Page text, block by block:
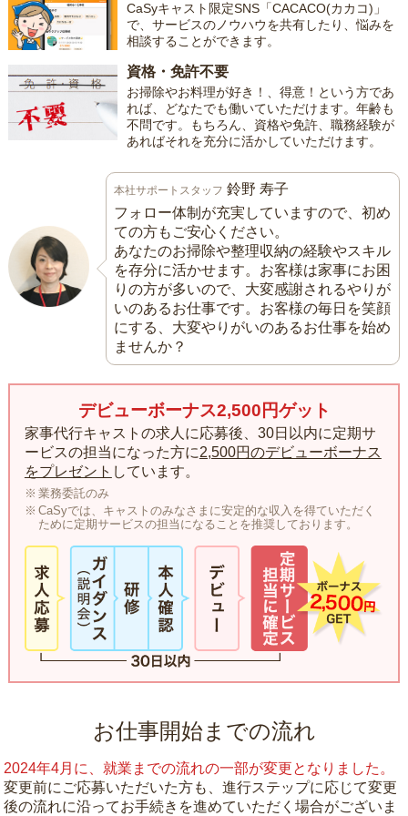
CaSyキャスト限定SNS「CACACO(カカコ)」
で、サービスのノウハウを共有したり、悩みを
相談することができます。
資格・免許不要
お掃除やお料理が好き！、得意！という方であ
れば、どなたでも働いていただけます。年齢も
不問です。もちろん、資格や免許、職務経験が
あればそれを充分に活かしていただけます。
本社サポートスタッフ 鈴野 寿子
フォロー体制が充実していますので、初め
ての方もご安心ください。
あなたのお掃除や整理収納の経験やスキル
を存分に活かせます。お客様は家事にお困
りの方が多いので、大変感謝されるやりが
いのあるお仕事です。お客様の毎日を笑顔
にする、大変やりがいのあるお仕事を始め
ませんか？
デビューボーナス2,500円ゲット
家事代行キャストの求人に応募後、30日以内に定期サ
ービスの担当になった方に2,500円のデビューボーナス
をプレゼント しています。
業務委託のみ
CaSyでは、キャストのみなさまに安定的な収入を得ていただく
ために定期サービスの担当になることを推奨しております。
お仕事開始までの流れ
2024年4月に、就業までの流れの一部が変更となりました。
変更前にご応募いただいた方も、進行ステップに応じて変更
後の流れに沿ってお手続きを進めていただく場合がございま